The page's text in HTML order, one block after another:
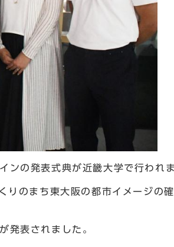
ンの発表式典が近畿大学で行われ
のまち東大阪の都市イメージの
発表されました。